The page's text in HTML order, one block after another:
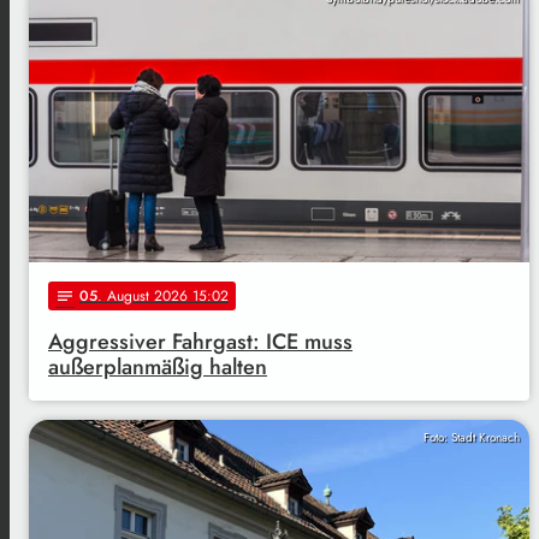
notes 05. August 2026 15:02
Aggressiver Fahrgast: ICE muss
außerplanmäßig halten
Foto: Stadt Kronach